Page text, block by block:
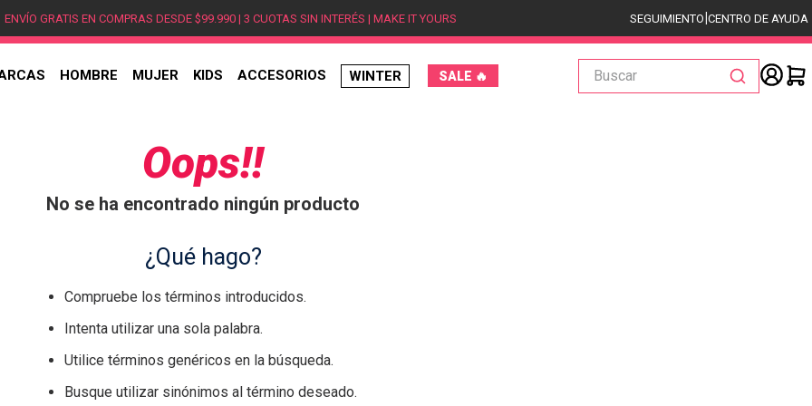
ENVÍO GRATIS EN COMPRAS DESDE $99.990 | 3 CUOTAS SIN INTERÉS | MAKE IT YOURS SEGUIMIENTO|CENTRO DE AYUDA
HOMBRE MUJER KIDS ACCESORIOS WINTER SALE 🔥
Buscar
Oops!!
No se ha encontrado ningún producto
¿Qué hago?
Compruebe los términos introducidos.
Intenta utilizar una sola palabra.
Utilice términos genéricos en la búsqueda.
Busque utilizar sinónimos al término deseado.
2
jordan
3.
mujer
5.
zapatillas
6.
zapatillas jordan
7.
new balance
8.
zapatillas hombre
9. zapatillas nike